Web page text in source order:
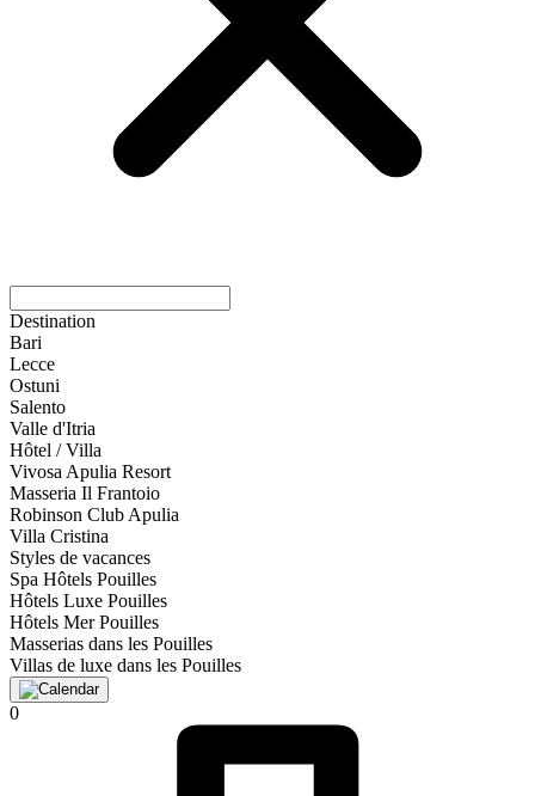
Destination
Bari
Lecce
Ostuni
Salento
Valle d'Itria
Hôtel / Villa
Vivosa Apulia Resort
Masseria Il Frantoio
Robinson Club Apulia
Villa Cristina
Styles de vacances
Spa Hôtels Pouilles
Hôtels Luxe Pouilles
Hôtels Mer Pouilles
Masserias dans les Pouilles
Villas de luxe dans les Pouilles
0